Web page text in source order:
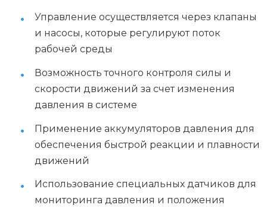
Управление осуществляется через клапаны
и насосы, которые регулируют поток
рабочей среды
Возможность точного контроля силы и
скорости движений за счет изменения
давления в системе
Применение аккумуляторов давления для
обеспечения быстрой реакции и плавности
движений
Использование специальных датчиков для
мониторинга давления и положения